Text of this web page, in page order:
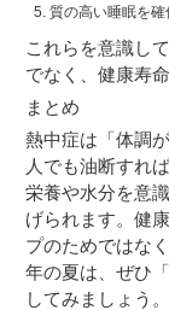
質の高い睡眠を確
これらを意識し
でなく、健康寿
まとめ
熱中症は「体調
人でも油断すれ
栄養や水分を意
げられます。健
プのためではな
年の夏は、ぜひ
してみましょう。